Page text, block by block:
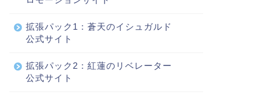
拡張パック1：蒼天のイシュガルド
公式サイト
拡張パック2：紅蓮のリベレーター
公式サイト